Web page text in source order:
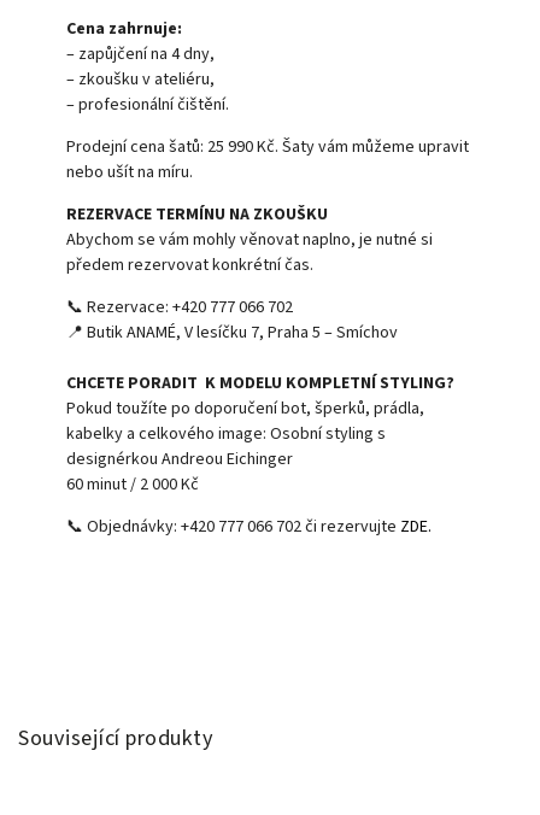
Cena zahrnuje:
– zapůjčení na 4 dny,
– zkoušku v ateliéru,
– profesionální čištění.
Prodejní cena šatů: 25 990 Kč. Šaty vám můžeme upravit
nebo ušít na míru.
REZERVACE TERMÍNU NA ZKOUŠKU
Abychom se vám mohly věnovat naplno, je nutné si
předem rezervovat konkrétní čas.
📞 Rezervace: +420 777 066 702
📍 Butik ANAMÉ, V lesíčku 7, Praha 5 – Smíchov
CHCETE PORADIT K MODELU KOMPLETNÍ STYLING?
Pokud toužíte po doporučení bot, šperků, prádla,
kabelky a celkového image: Osobní styling s
designérkou Andreou Eichinger
60 minut / 2 000 Kč
📞 Objednávky: +420 777 066 702 či rezervujte ZDE.
Související produkty